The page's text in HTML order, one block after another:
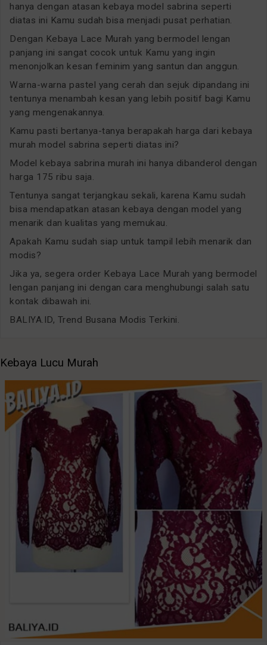
hanya dengan atasan kebaya model sabrina seperti
diatas ini Kamu sudah bisa menjadi pusat perhatian.
Dengan Kebaya Lace Murah yang bermodel lengan
panjang ini sangat cocok untuk Kamu yang ingin
menonjolkan kesan feminim yang santun dan anggun.
Warna-warna pastel yang cerah dan sejuk dipandang ini
tentunya menambah kesan yang lebih positif bagi Kamu
yang mengenakannya.
Kamu pasti bertanya-tanya berapakah harga dari kebaya
murah model sabrina seperti diatas ini?
Model kebaya sabrina murah ini hanya dibanderol dengan
harga 175 ribu saja.
Tentunya sangat terjangkau sekali, karena Kamu sudah
bisa mendapatkan atasan kebaya dengan model yang
menarik dan kualitas yang memukau.
Apakah Kamu sudah siap untuk tampil lebih menarik dan
modis?
Jika ya, segera order Kebaya Lace Murah yang bermodel
lengan panjang ini dengan cara menghubungi salah satu
kontak dibawah ini.
BALIYA.ID, Trend Busana Modis Terkini.
Kebaya Lucu Murah